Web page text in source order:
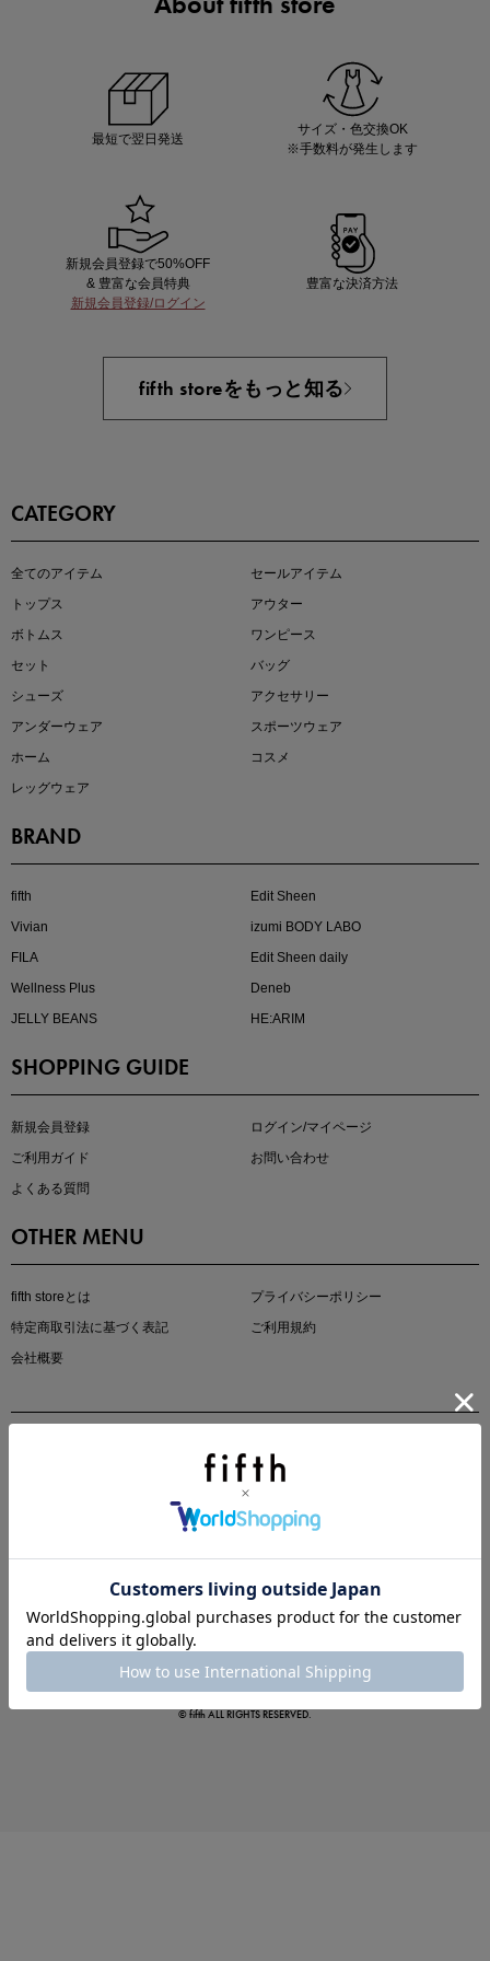
即戦力アイテム続々対象
大人の着映えアイテム5選
マストバイアイテム
この夏の主役確定！
最短で翌日発送
サイズ・色交換OK
※手数料が発生します
新規会員登録で50%OFF
& 豊富な会員特典
新規会員登録/ログイン
豊富な決済方法
fifth storeをもっと知る
CATEGORY
全てのアイテム
セールアイテム
トップス
アウター
ボトムス
ワンピース
セット
バッグ
シューズ
アクセサリー
アンダーウェア
スポーツウェア
ホーム
コスメ
レッグウェア
BRAND
fifth
Edit Sheen
Vivian
izumi BODY LABO
FILA
Edit Sheen daily
Wellness Plus
Deneb
JELLY BEANS
HE:ARIM
SHOPPING GUIDE
新規会員登録
ログイン/マイページ
ご利用ガイド
お問い合わせ
よくある質問
OTHER MENU
fifth storeとは
プライバシーポリシー
特定商取引法に基づく表記
ご利用規約
会社概要
© fifth ALL RIGHTS RESERVED.